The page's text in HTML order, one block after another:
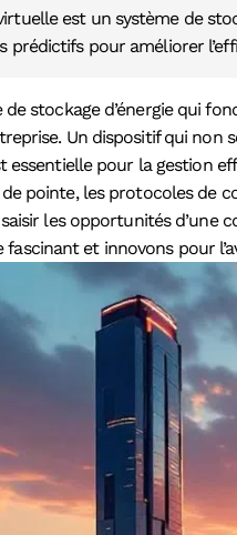
est un système de
prédictifs pour améliorer
stockage d’énergie qui
Un dispositif qui non
essentielle pour la gestion
pointe, les protocoles de
les opportunités d’une
et innovons pour